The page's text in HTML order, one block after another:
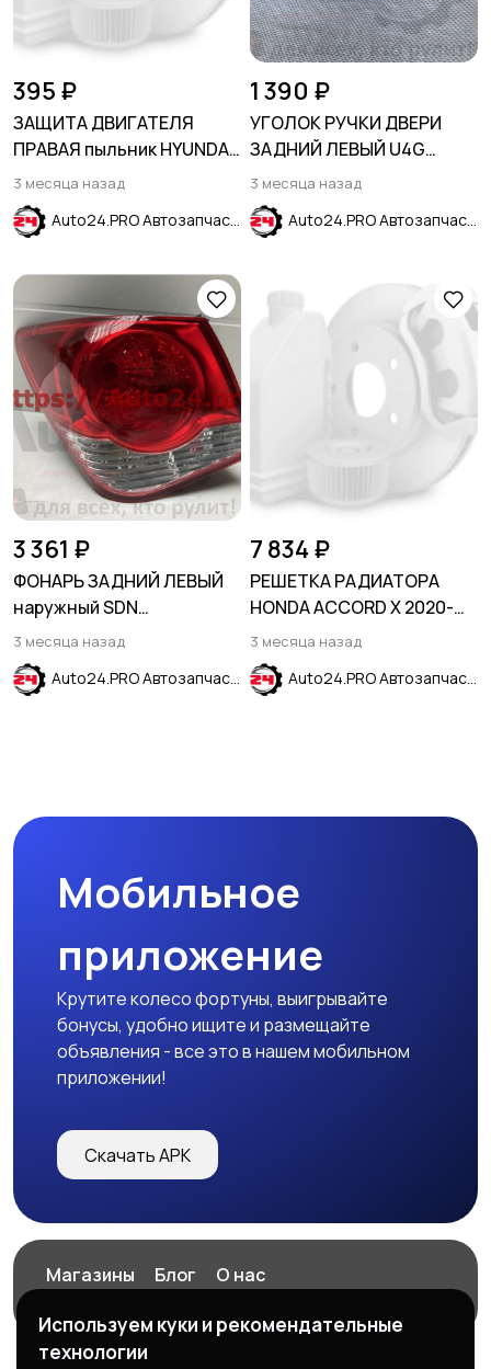
395 ₽
ЗАЩИТА ДВИГАТЕЛЯ
ПРАВАЯ пыльник HYUNDAI
SOLARIS 2011-2017
3 месяца назад
Auto24.PRO Автозапчасти
1 390 ₽
УГОЛОК РУЧКИ ДВЕРИ
ЗАДНИЙ ЛЕВЫЙ U4G
серый HYUNDAI SOLARIS
2017-2024
3 месяца назад
Auto24.PRO Автозапчасти
3 361 ₽
ФОНАРЬ ЗАДНИЙ ЛЕВЫЙ
наружный SDN
CHEVROLET CRUZE 2009-
3 месяца назад
Auto24.PRO Автозапчасти
7 834 ₽
РЕШЕТКА РАДИАТОРА
HONDA ACCORD X 2020-
2023
3 месяца назад
Auto24.PRO Автозапчасти
Мобильное
приложение
Крутите колесо фортуны, выигрывайте
бонусы, удобно ищите и размещайте
объявления - все это в нашем мобильном
приложении!
Скачать APK
Магазины Блог
О нас
Используем куки и рекомендательные
технологии